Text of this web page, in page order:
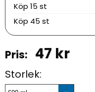
Köp 15 st
Köp 45 st
47 kr
Storlek: